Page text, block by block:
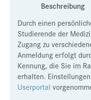
Internationales
Presse
Jobs
Kontakt
Beschreibung
Durch einen
Studierende der
Zugang zu
Anmeldung erfolgt
Kennung, die Sie im
erhalten.
Userportal